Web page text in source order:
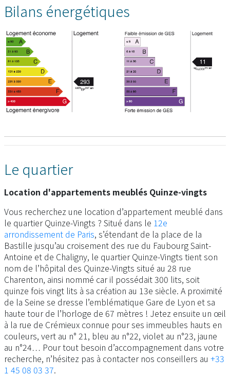
Bilans énergétiques
Le quartier
Location d'appartements meublés Quinze-vingts
Vous recherchez une location d’appartement meublé dans
le quartier Quinze-Vingts ? Situé dans le 12e
arrondissement de Paris, s’étendant de la place de la
Bastille jusqu’au croisement des rue du Faubourg Saint-
Antoine et de Chaligny, le quartier Quinze-Vingts tient son
nom de l’hôpital des Quinze-Vingts situé au 28 rue
Charenton, ainsi nommé car il possédait 300 lits, soit
quinze fois vingt lits à sa création au 13e siècle. A proximité
de la Seine se dresse l’emblématique Gare de Lyon et sa
haute tour de l’horloge de 67 mètres ! Jetez ensuite un œil
à la rue de Crémieux connue pour ses immeubles hauts en
couleurs, vert au n° 21, bleu au n°22, violet au n°23, jaune
au n°24… Pour tout besoin d’accompagnement dans votre
recherche, n’hésitez pas à contacter nos conseillers au +33
1 45 08 03 37.